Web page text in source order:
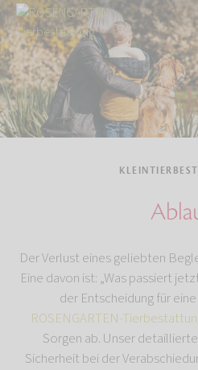
Start Tierbestattung
Der Verlust eines geliebten
Eine davon ist: „Was passiert
der Entscheidung für eine
ROSENGARTEN-
Sorgen ab. Unser
Sicherheit bei der